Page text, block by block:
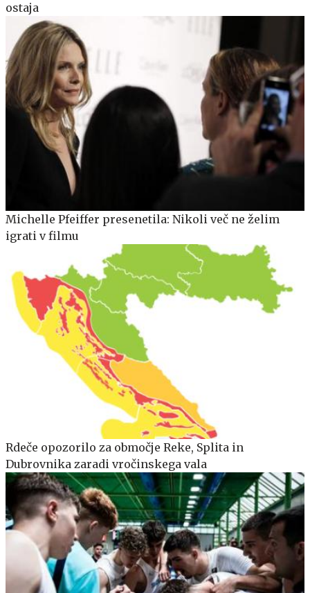
ostaja
Michelle Pfeiffer presenetila: Nikoli več ne želim
igrati v filmu
Rdeče opozorilo za območje Reke, Splita in
Dubrovnika zaradi vročinskega vala